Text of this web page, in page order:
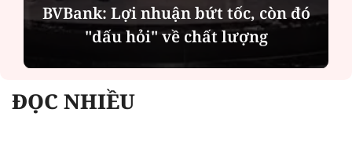
BVBank: Lợi nhuận bứt tốc, còn đó
"dấu hỏi" về chất lượng
ĐỌC NHIỀU